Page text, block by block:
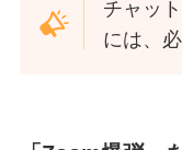
チャッ
には、